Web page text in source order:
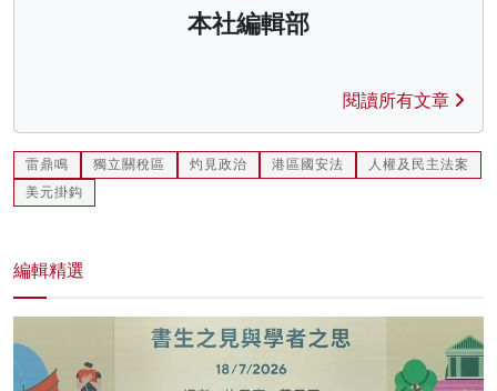
本社編輯部
閱讀所有文章
雷鼎鳴 獨立關稅區 灼見政治 港區國安法
人權及民主法案
美元掛鈎
編輯精選